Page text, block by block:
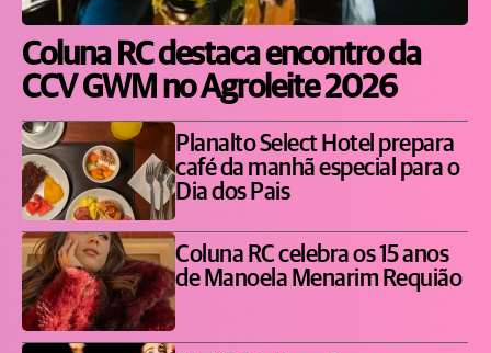
Coluna RC destaca encontro da
CCV GWM no Agroleite 2026
Planalto Select Hotel prepara
café da manhã especial para o
Dia dos Pais
Coluna RC celebra os 15 anos
de Manoela Menarim Requião